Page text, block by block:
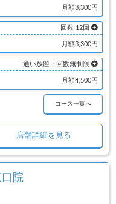
月額3,300円
回数 12回
月額3,300円
通い放題・回数無制限
月額4,500円
コース一覧へ
店舗詳細を見る
院